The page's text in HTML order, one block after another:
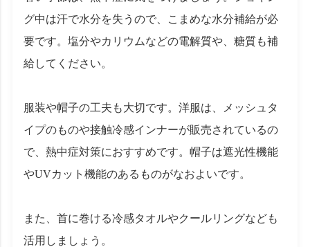
グ中は汗で水分を失うので、こまめな水分補給が必
要です。塩分やカリウムなどの電解質や、糖質も補
給してください。
服装や帽子の工夫も大切です。洋服は、メッシュタ
イプのものや接触冷感インナーが販売されているの
で、熱中症対策におすすめです。帽子は遮光性機能
やUVカット機能のあるものがなおよいです。
また、首に巻ける冷感タオルやクールリングなども
活用しましょう。